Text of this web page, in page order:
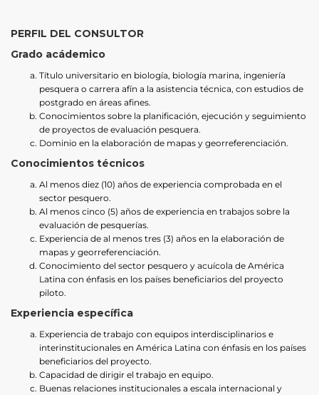
PERFIL DEL CONSULTOR
Grado acádemico
Título universitario en biología, biología marina, ingeniería
pesquera o carrera afín a la asistencia técnica, con estudios de
postgrado en áreas afines.
Conocimientos sobre la planificación, ejecución y seguimiento
de proyectos de evaluación pesquera.
Dominio en la elaboración de mapas y georreferenciación.
Conocimientos técnicos
Al menos diez (10) años de experiencia comprobada en el
sector pesquero.
Al menos cinco (5) años de experiencia en trabajos sobre la
evaluación de pesquerías.
Experiencia de al menos tres (3) años en la elaboración de
mapas y georreferenciación.
Conocimiento del sector pesquero y acuícola de América
Latina con énfasis en los países beneficiarios del proyecto
piloto.
Experiencia específica
Experiencia de trabajo con equipos interdisciplinarios e
interinstitucionales en América Latina con énfasis en los países
beneficiarios del proyecto.
Capacidad de dirigir el trabajo en equipo.
Buenas relaciones institucionales a escala internacional y